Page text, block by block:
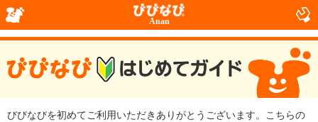
Anan
びびなびを初めてご利用いただきありがとうございます。こちらの